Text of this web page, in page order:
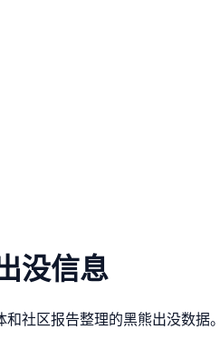
没信息
社区报告整理的黑熊出没数据。